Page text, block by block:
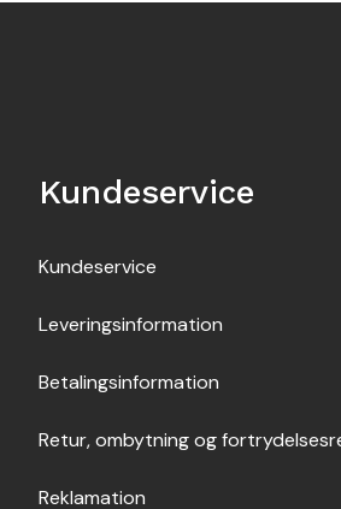
Kundeservice
Kundeservice
Leveringsinformation
Betalingsinformation
Retur, ombytning og
Reklamation